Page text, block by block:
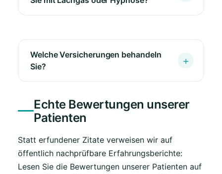
Welche Versicherungen behandeln
Sie?
Echte Bewertungen unserer
Patienten
Statt erfundener Zitate verweisen wir auf
öffentlich nachprüfbare Erfahrungsberichte:
Lesen Sie die Bewertungen unserer Patienten auf